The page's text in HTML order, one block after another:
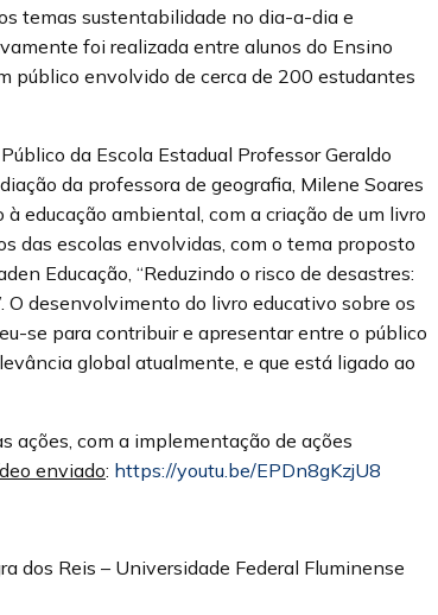
temas sustentabilidade no dia-a-dia e
foi realizada entre alunos do Ensino
público envolvido de cerca de 200 estudantes
da Escola Estadual Professor Geraldo
da professora de geografia, Milene Soares
educação ambiental, com a criação de um livro
das escolas envolvidas, com o tema proposto
Educação, “Reduzindo o risco de desastres:
desenvolvimento do livro educativo sobre os
se para contribuir e apresentar entre o público
global atualmente, e que está ligado ao
ações, com a implementação de ações
enviado: https://youtu.be/EPDn8gKzjU8
dos Reis – Universidade Federal Fluminense